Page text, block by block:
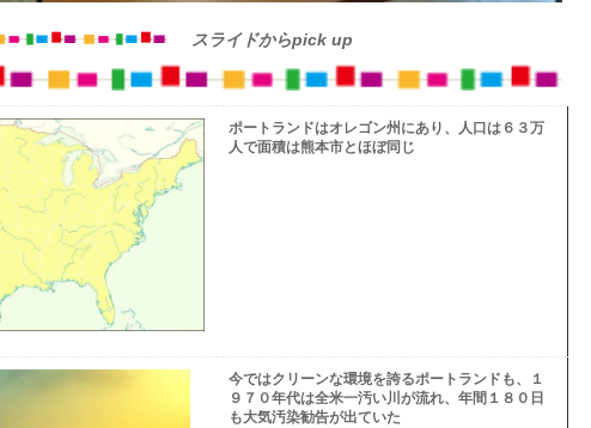
スライドからpick up
ポートランドはオレゴン州にあり、人口は６３万
人で面積は熊本市とほぼ同じ
今ではクリーンな環境を誇るポートランドも、１
９７０年代は全米一汚い川が流れ、年間１８０日
も大気汚染勧告が出ていた